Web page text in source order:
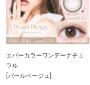
エバーカラーワンデーナチュ
ラル
[パールベージュ]